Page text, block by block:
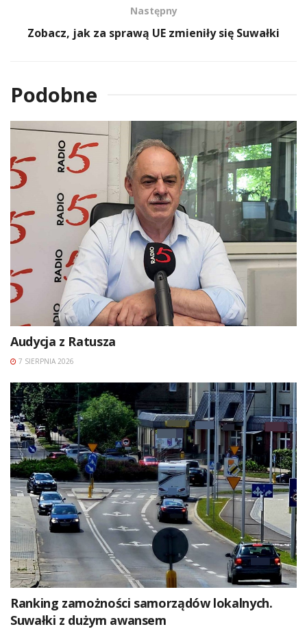
Następny
Zobacz, jak za sprawą UE zmieniły się Suwałki
Podobne
Audycja z Ratusza
7 SIERPNIA 2026
Ranking zamożności samorządów lokalnych.
Suwałki z dużym awansem